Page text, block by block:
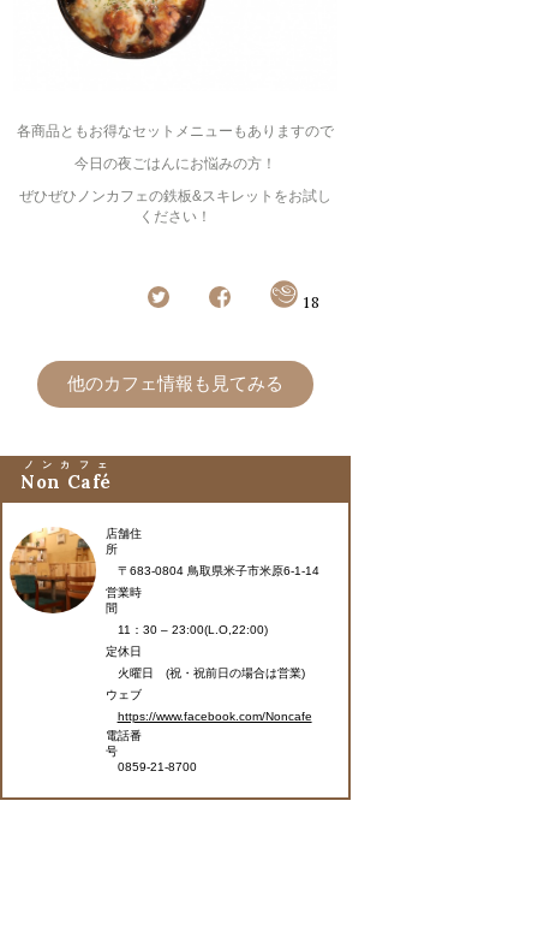
各商品ともお得なセットメニューもありますので
今日の夜ごはんにお悩みの方！
ぜひぜひノンカフェの鉄板&スキレットをお試し
ください！
18
他のカフェ情報も見てみる
Non Café
ノンカフェ
店舗住
所
〒683-0804 鳥取県米子市米原6-1-14
営業時
間
11：30 – 23:00(L.O,22:00)
定休日
火曜日 (祝・祝前日の場合は営業)
ウェブ
https://www.facebook.com/Noncafe
電話番
号
0859-21-8700